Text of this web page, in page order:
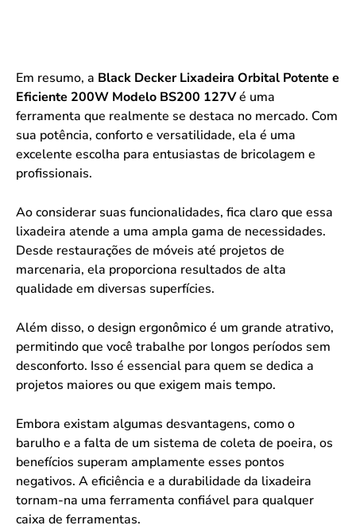
Em resumo, a Black Decker Lixadeira Orbital Potente e
Eficiente 200W Modelo BS200 127Vé uma
ferramenta que realmente se destaca no mercado. Com
sua potência, conforto e versatilidade, ela é uma
excelente escolha para entusiastas de bricolagem e
profissionais.
Ao considerar suas funcionalidades, fica claro que essa
lixadeira atende a uma ampla gama de necessidades.
Desde restaurações de móveis até projetos de
marcenaria, ela proporciona resultados de alta
qualidade em diversas superfícies.
Além disso, o design ergonômico é um grande atrativo,
permitindo que você trabalhe por longos períodos sem
desconforto. Isso é essencial para quem se dedica a
projetos maiores ou que exigem mais tempo.
Embora existam algumas desvantagens, como o
barulho e a falta de um sistema de coleta de poeira, os
benefícios superam amplamente esses pontos
negativos. A eficiência e a durabilidade da lixadeira
tornam-na uma ferramenta confiável para qualquer
caixa de ferramentas.